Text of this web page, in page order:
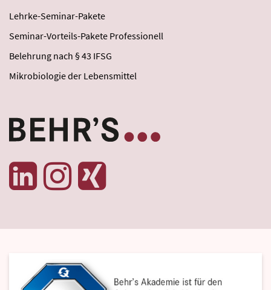
Lehrke-Seminar-Pakete
Seminar-Vorteils-Pakete Professionell
Belehrung nach § 43 IFSG
Mikrobiologie der Lebensmittel